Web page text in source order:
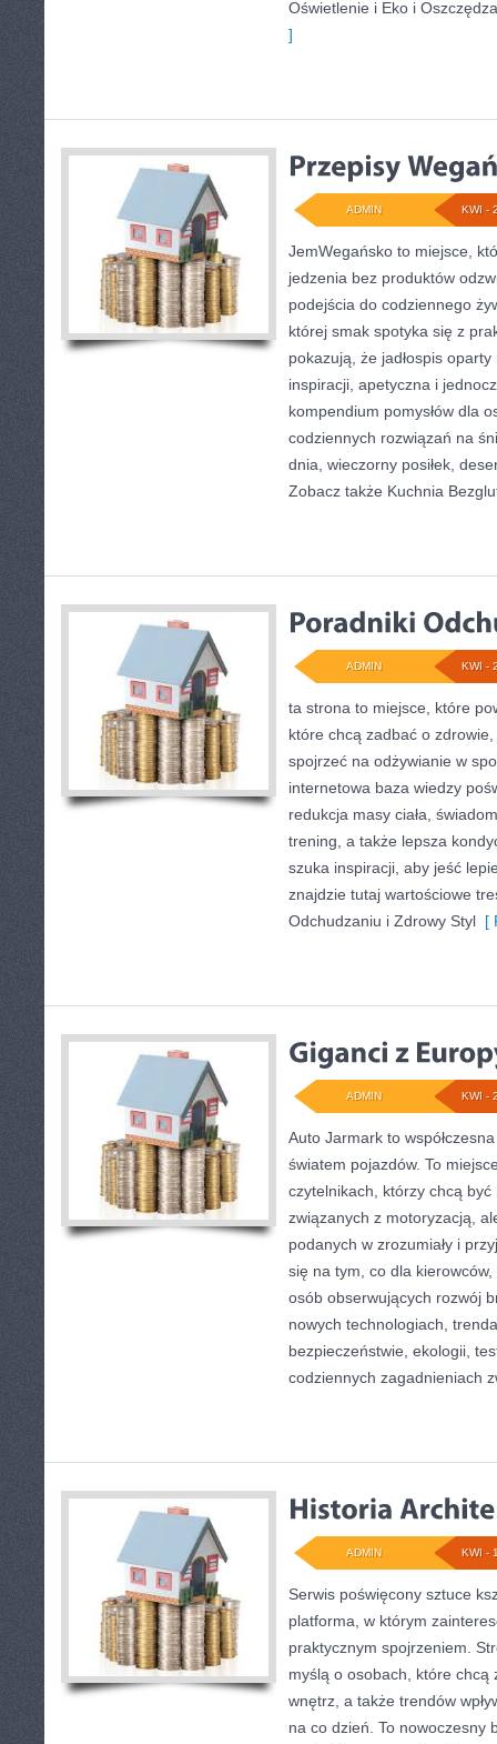
Oświetlenie i Eko i
]
KWI -
ADMIN
JemWegańsko to miejsce,
jedzenia bez produktów
podejścia do codziennego
której smak spotyka się z
pokazują, że jadłospis
inspiracji, apetyczna i
kompendium pomysłów dla
codziennych rozwiązań na
dnia, wieczorny posiłek,
Zobacz także Kuchnia
KWI -
ADMIN
ta strona to miejsce, które
które chcą zadbać o
spojrzeć na odżywianie w
internetowa baza wiedzy
redukcja masy ciała,
trening, a także lepsza
szuka inspiracji, aby jeść
znajdzie tutaj wartościowe
Odchudzaniu i Zdrowy Styl [
KWI -
ADMIN
Auto Jarmark to
światem pojazdów. To
czytelnikach, którzy chcą
związanych z motoryzacją,
podanych w zrozumiały i
się na tym, co dla
osób obserwujących rozwój
nowych technologiach,
bezpieczeństwie, ekologii,
codziennych zagadnieniach
KWI -
ADMIN
Serwis poświęcony sztuce
platforma, w którym
praktycznym spojrzeniem.
myślą o osobach, które chcą
wnętrz, a także trendów
na co dzień. To nowoczesny